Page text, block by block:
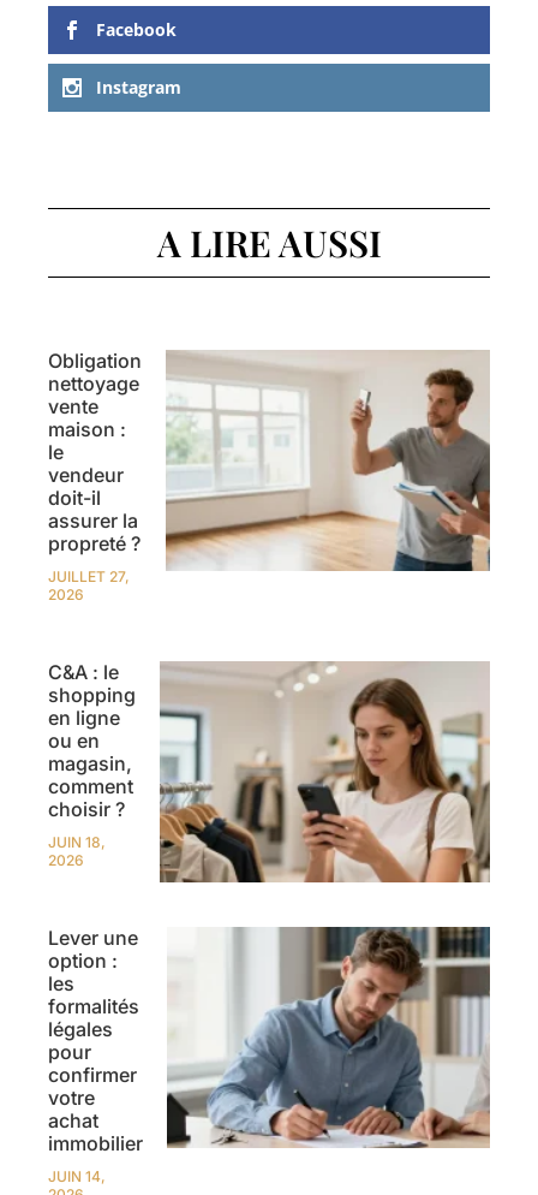
Facebook
Instagram
A LIRE AUSSI
Obligation
nettoyage
vente
maison :
le
vendeur
doit-il
assurer la
propreté ?
JUILLET 27,
2026
C&A : le
shopping
en ligne
ou en
magasin,
comment
choisir ?
JUIN 18,
2026
Lever une
option :
les
formalités
légales
pour
confirmer
votre
achat
immobilier
JUIN 14,